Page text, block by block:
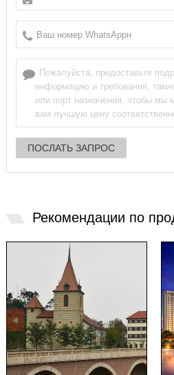
Рекомендации по